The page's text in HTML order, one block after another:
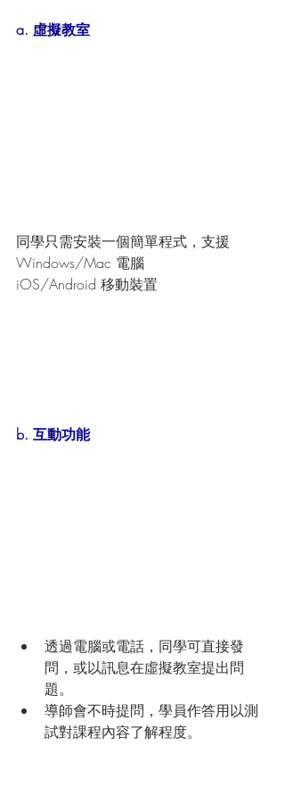
a. 虛擬教室
同學只需安裝一個簡單程式，支援
Windows/Mac 電腦
iOS/Android 移動裝置
b. 互動功能
透過電腦或電話，同學可直接發
問，或以訊息在虛擬教室提出問
題。
導師會不時提問，學員作答用以測
試對課程內容了解程度。